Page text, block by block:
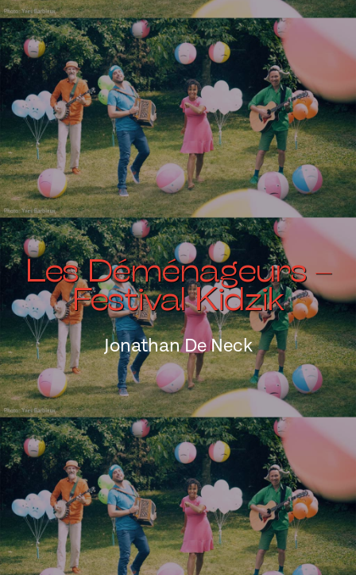
Les Déménageurs –
Festival Kidzik
Jonathan De Neck